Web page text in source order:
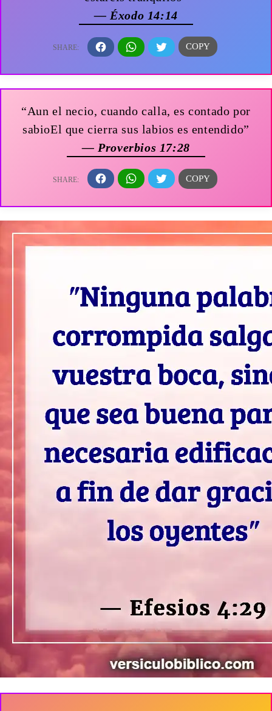
— Éxodo 14:14
“Aun el necio, cuando calla, es contado por
sabioEl que cierra sus labios es entendido”
— Proverbios 17:28